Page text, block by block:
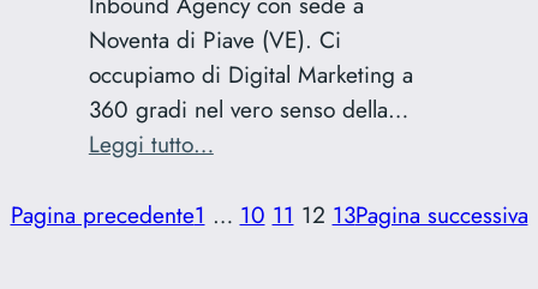
Noventa di Piave (VE). Ci
occupiamo di Digital Marketing a
360 gradi nel vero senso della…
Leggi tutto…:
ONE.
Pagina precedente1 … 10 11 12 13Pagina successiva